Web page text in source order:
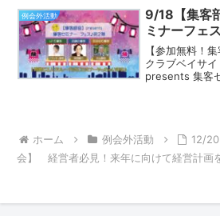
しました！事業
ンバーの人物
例会外活動
9/18【集客
ミナーフェ
【参加無料！
クラブベイサ
presents 集客
ホーム
例会外活動
12/
会】 経営者必見！来年に向けて経営計画